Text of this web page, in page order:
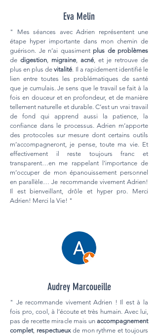
Eva Melin
" Mes séances avec Adrien représentent une
étape hyper importante dans mon chemin de
guérison. Je n’ai quasiment plus de problèmes
de digestion migraine acné , et je retrouve de
plus en plus devitalité. Il a rapidement identifié le
lien entre toutes les problématiques de santé
que je cumulais. Je sens que le travail se fait à la
fois en douceur et en profondeur, et de manière
tellement naturelle et durable. C’est un vrai travail
de fond qui apprend aussi la patience, la
confiance dans le processus. Adrien m’apporte
des protocoles sur mesure dont certains outils
m’accompagneront, je pense, toute ma vie. Et
effectivement il reste toujours franc et
transparent…en me rappelant l’importance de
m’occuper de mon épanouissement personnel
en parallèle… Je recommande vivement Adrien!
Il est bienveillant, drôle et hyper pro. Merci
Adrien! Merci la Vie! "
Audrey Marcoueille
" Je recommande vivement Adrien ! Il est à la
fois pro, cool, à l’écoute et très humain. Avec lui,
pas de recette miracle mais un accompagnement
complet, respectueuxde mon rythme et toujours